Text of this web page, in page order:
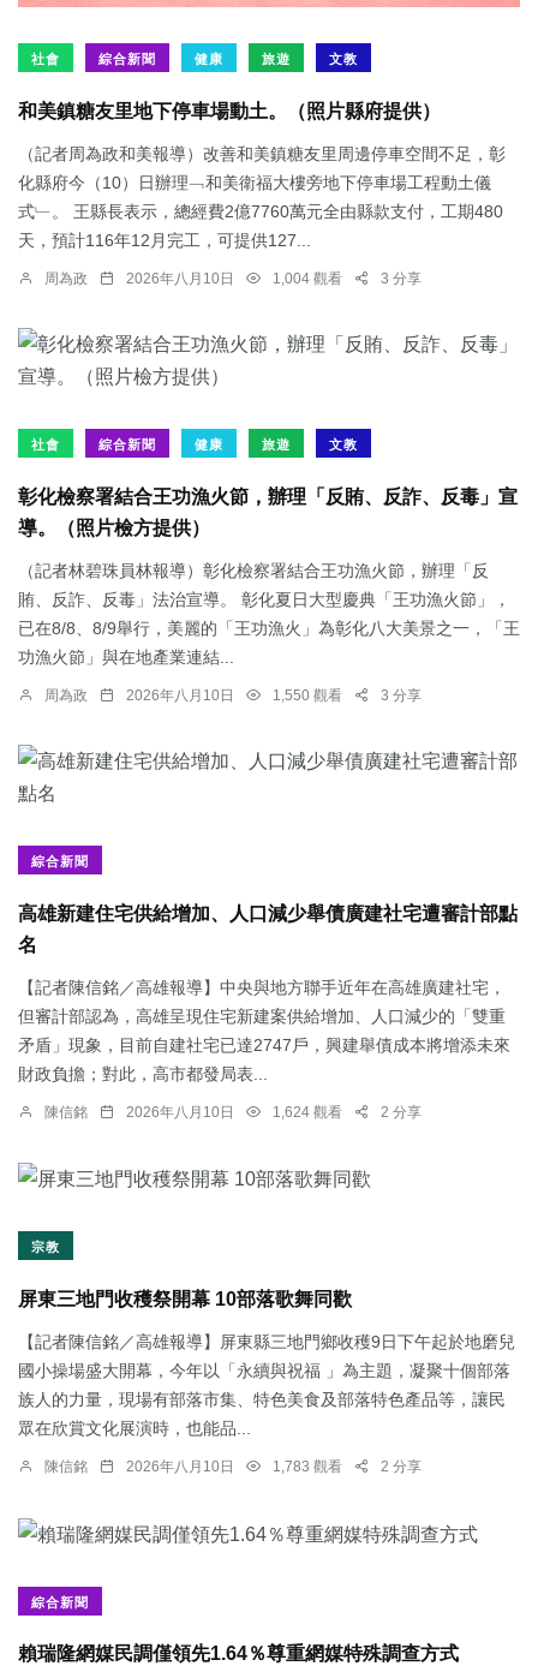
社會 綜合新聞 健康 旅遊 文教
和美鎮糖友里地下停車場動土。（照片縣府提供）
（記者周為政和美報導）改善和美鎮糖友里周邊停車空間不足，彰
化縣府今（10）日辦理﹁和美衛福大樓旁地下停車場工程動土儀
式﹂。 王縣長表示，總經費2億7760萬元全由縣款支付，工期480
天，預計116年12月完工，可提供127...
周為政 2026年八月10日 1,004 觀看 3 分享
社會 綜合新聞 健康 旅遊 文教
彰化檢察署結合王功漁火節，辦理「反賄、反詐、反毒」宣
導。（照片檢方提供）
（記者林碧珠員林報導）彰化檢察署結合王功漁火節，辦理「反
賄、反詐、反毒」法治宣導。 彰化夏日大型慶典「王功漁火節」，
已在8/8、8/9舉行，美麗的「王功漁火」為彰化八大美景之一，「王
功漁火節」與在地產業連結...
周為政 2026年八月10日 1,550 觀看 3 分享
綜合新聞
高雄新建住宅供給增加、人口減少舉債廣建社宅遭審計部點
名
【記者陳信銘／高雄報導】中央與地方聯手近年在高雄廣建社宅，
但審計部認為，高雄呈現住宅新建案供給增加、人口減少的「雙重
矛盾」現象，目前自建社宅已達2747戶，興建舉債成本將增添未來
財政負擔；對此，高市都發局表...
陳信銘 2026年八月10日 1,624 觀看 2 分享
宗教
屏東三地門收穫祭開幕 10部落歌舞同歡
【記者陳信銘／高雄報導】屏東縣三地門鄉收穫9日下午起於地磨兒
國小操場盛大開幕，今年以「永續與祝福 」為主題，凝聚十個部落
族人的力量，現場有部落市集、特色美食及部落特色產品等，讓民
眾在欣賞文化展演時，也能品...
陳信銘 2026年八月10日 1,783 觀看 2 分享
綜合新聞
賴瑞隆網媒民調僅領先1.64％尊重網媒特殊調查方式